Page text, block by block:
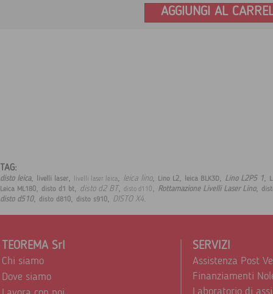
AGGIUNGI AL
TAG:
disto leica, livelli laser, livelli laser leica, leica lino, Lino L2, leica BLK3D, Lino L2P5 1,
Leica ML180, disto d1 bt, disto d2 BT, disto d110, Rottamazione Livelli Laser Lino,
disto d510, disto d810, disto s910, DISTO X4.
TEOREMA Srl
Chi siamo
Dove siamo
SERVIZI
Assistenza Post
Finanziamenti
Laboratorio di